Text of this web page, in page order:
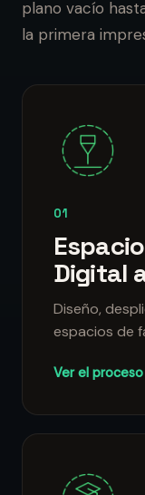
plano vacío
la primera
01
Digital
Diseño,
espacios de
Ver el